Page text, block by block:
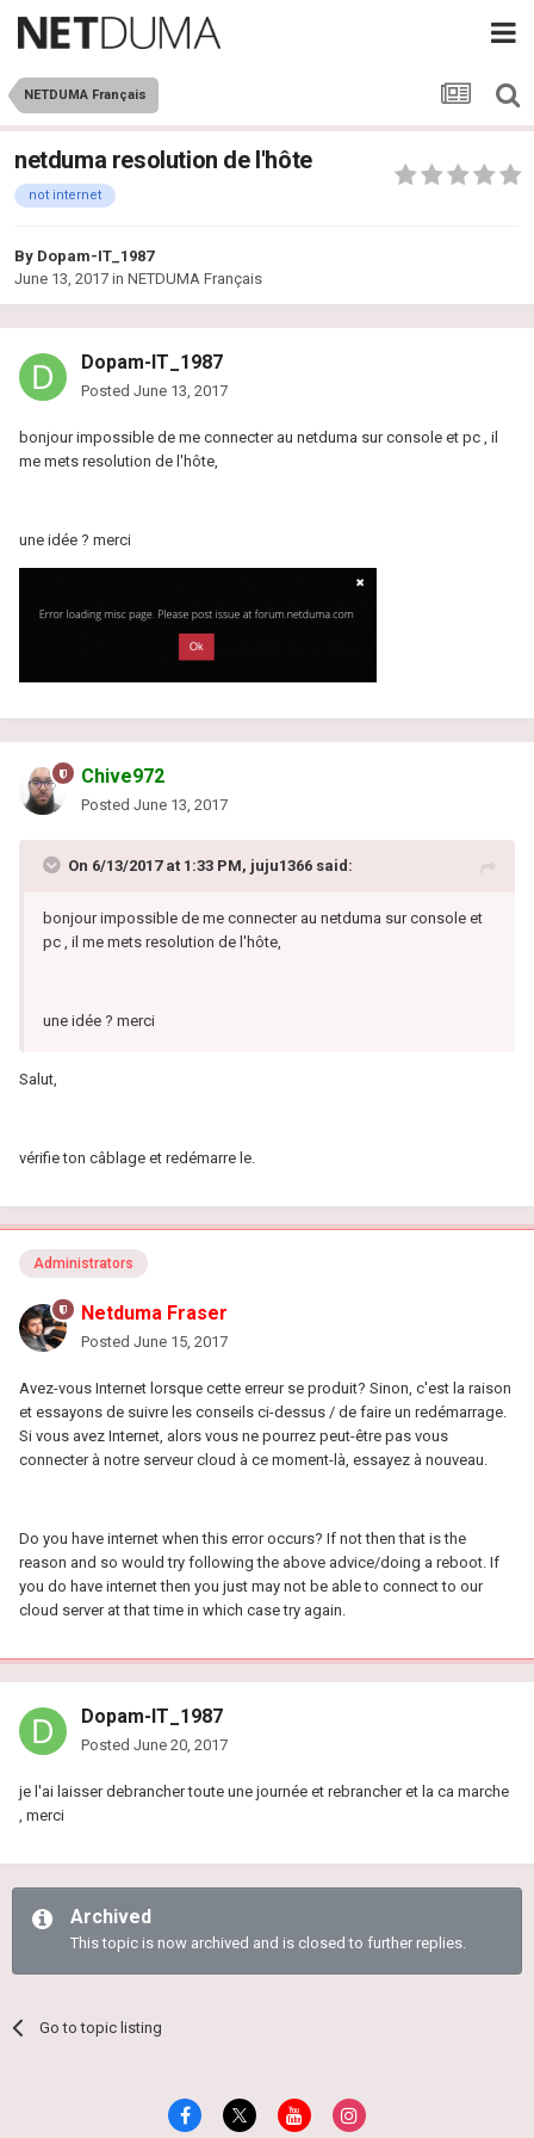
NETDUMA Français
netduma resolution de l'hôte
not internet
By Dopam-IT_1987
June 13, 2017 in NETDUMA Français
Dopam-IT_1987
Posted June 13, 2017
bonjour impossible de me connecter au netduma sur console et pc , il
me mets resolution de l'hôte,
une idée ? merci
Chive972
Posted June 13, 2017
On 6/13/2017 at 1:33 PM, juju1366 said:
bonjour impossible de me connecter au netduma sur console et
pc , il me mets resolution de l'hôte,
une idée ? merci
Salut,
vérifie ton câblage et redémarre le.
Administrators
Netduma Fraser
Posted June 15, 2017
Avez-vous Internet lorsque cette erreur se produit? Sinon, c'est la raison
et essayons de suivre les conseils ci-dessus / de faire un redémarrage.
Si vous avez Internet, alors vous ne pourrez peut-être pas vous
connecter à notre serveur cloud à ce moment-là, essayez à nouveau.
Do you have internet when this error occurs? If not then that is the
reason and so would try following the above advice/doing a reboot. If
you do have internet then you just may not be able to connect to our
cloud server at that time in which case try again.
Dopam-IT_1987
Posted June 20, 2017
je l'ai laisser debrancher toute une journée et rebrancher et la ca marche
, merci
Archived
This topic is now archived and is closed to further replies.
Go to topic listing